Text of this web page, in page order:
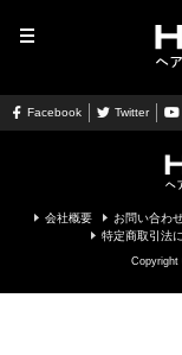
Facebook Twitter
会社概要 お問い合わ
特定商取引法
Copyright